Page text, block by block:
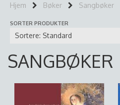
Hjem Bøker Sangbøker
SORTER PRODUKTER
SANGBØKER